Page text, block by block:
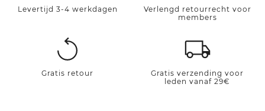
Levertijd 3-4 werkdagen
Verlengd retourrecht voor
members
Gratis retour
Gratis verzending voor
leden vanaf 29€